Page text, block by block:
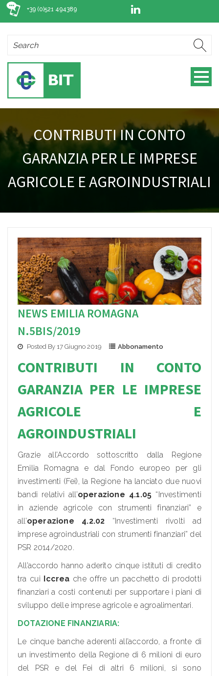
+39 (0)521 494389
CONTRIBUTI IN CONTO
GARANZIA PER LE IMPRESE
AGRICOLE E AGROINDUSTRIALI
NEWS EMILIA ROMAGNA
N.5BIS/2019
Posted By 17 Giugno 2019 Abbonamento
CONTRIBUTI IN CONTO
GARANZIA PER LE IMPRESE
AGRICOLE E
AGROINDUSTRIALI
Grazie all’Accordo sottoscritto dalla Regione
Emilia Romagna e dal Fondo europeo per gli
investimenti (Fei), la Regione ha lanciato due nuovi
bandi relativi all’operazione 4.1.05 “Investimenti
in aziende agricole con strumenti finanziari” e
all’operazione 4.2.02 “Investimenti rivolti ad
imprese agroindustriali con strumenti finanziari” del
PSR 2014/2020.
All’accordo hanno aderito cinque istituti di credito
tra cui
Iccrea che offre un pacchetto di prodotti
finanziari a costi contenuti per supportare i piani di
sviluppo delle imprese agricole e agroalimentari.
DOTAZIONE FINANZIARIA:
Le cinque banche aderenti all’accordo, a fronte di
un investimento della Regione di 6 milioni di euro
del PSR e del Fei di altri 6 milioni, si sono